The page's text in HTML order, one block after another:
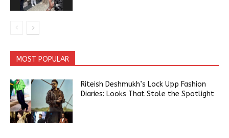
MOST POPULAR
Riteish Deshmukh’s Lock Upp Fashion
Diaries: Looks That Stole the Spotlight